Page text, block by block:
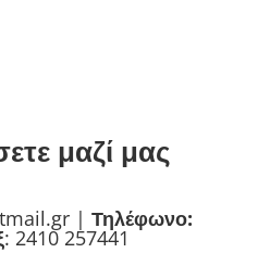
μαζί μας
| Τηλέφωνο:
: 2410 257441